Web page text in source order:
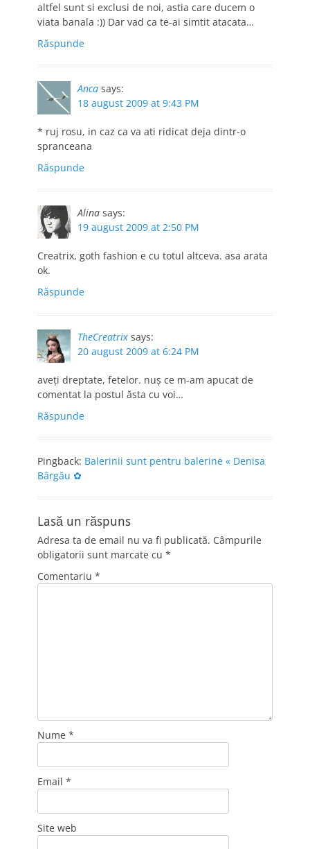
altfel sunt si exclusi de noi, astia care ducem o
viata banala :)) Dar vad ca te-ai simtit atacata…
Răspunde
Anca says:
18 august 2009 at 9:43 PM
* ruj rosu, in caz ca va ati ridicat deja dintr-o
spranceana
Răspunde
Alina says:
19 august 2009 at 2:50 PM
Creatrix, goth fashion e cu totul altceva. asa arata
ok.
Răspunde
TheCreatrix says:
20 august 2009 at 6:24 PM
aveţi dreptate, fetelor. nuş ce m-am apucat de
comentat la postul ăsta cu voi…
Răspunde
Pingback: Balerinii sunt pentru balerine « Denisa
Bârgău ✿
Lasă un răspuns
Adresa ta de email nu va fi publicată. Câmpurile
obligatorii sunt marcate cu *
Comentariu *
Nume *
Email *
Site web